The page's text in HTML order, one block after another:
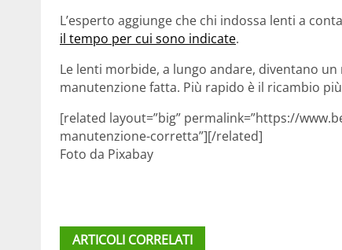
L’esperto aggiunge che chi indossa lenti a
il tempo per cui sono indicate.
Le lenti morbide, a lungo andare, diventano
manutenzione fatta. Più rapido è il ricambio
[related layout=”big” permalink=”https://
manutenzione-corretta”][/related]
Foto da Pixabay
ARTICOLI CORRELATI